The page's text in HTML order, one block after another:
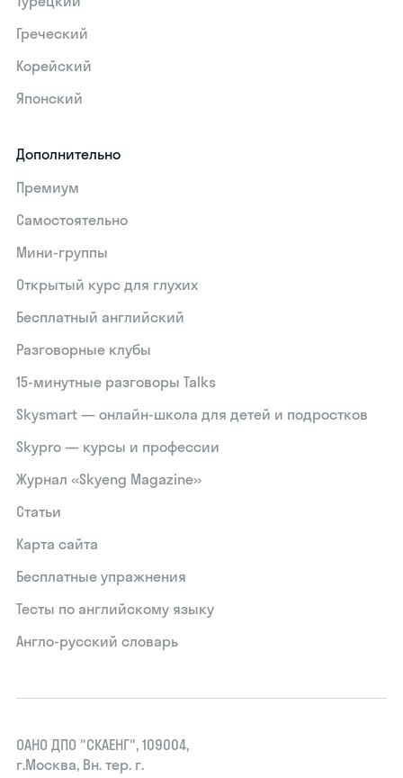
Греческий
Корейский
Японский
Дополнительно
Премиум
Самостоятельно
Мини-группы
Открытый курс для глухих
Бесплатный английский
Разговорные клубы
15‑минутные разговоры Talks
Skysmart — онлайн-школа для детей и подростков
Skypro — курсы и профессии
Журнал «Skyeng Magazine»
Статьи
Карта сайта
Бесплатные упражнения
Тесты по английскому языку
Англо-русский словарь
ОАНО ДПО "СКАЕНГ", 109004,
г.Москва, Вн. тер. г.